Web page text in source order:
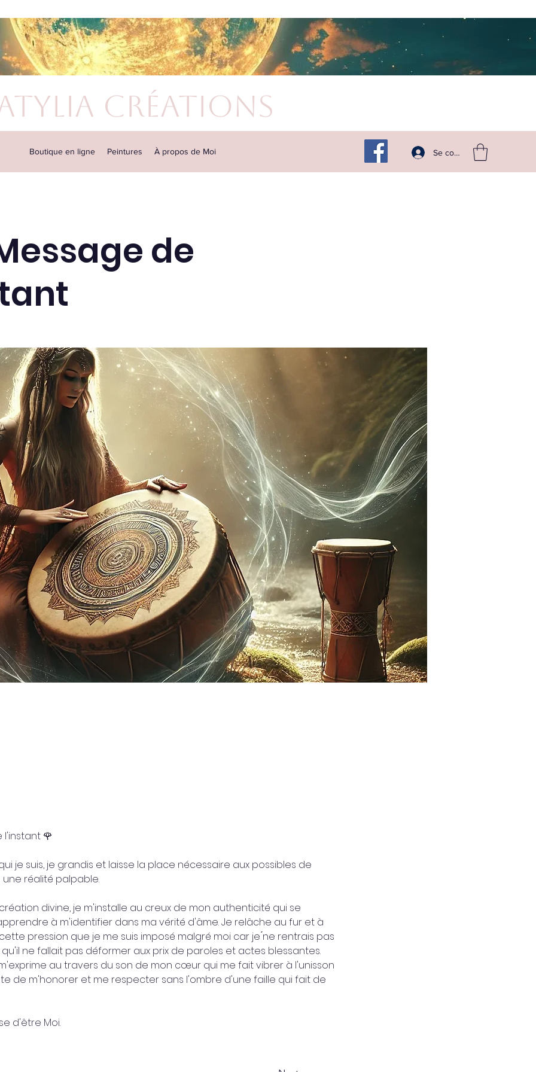
Créations
Suivez -moi sur les réseaux
Boutique en ligne Peintures À propos de Moi Se connecter
de
l'instant 🌹
je suis, je grandis et laisse la place nécessaire aux possibles de
réalité palpable.
divine, je m'installe au creux de mon authenticité qui se
à m'identifier dans ma vérité d'âme. Je relâche au fur et à
pression que je me suis imposé malgré moi car je ́ne rentrais pas
qu'il ne fallait pas déformer aux prix de paroles et actes blessantes.
au travers du son de mon cœur qui me fait vibrer à l'unisson
de m'honorer et me respecter sans l'ombre d'une faille qui fait de
d'être Moi.